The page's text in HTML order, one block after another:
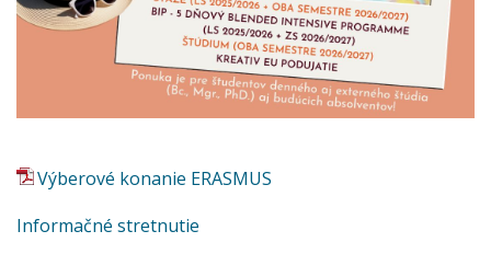
Výberové konanie ERASMUS
Informačné stretnutie